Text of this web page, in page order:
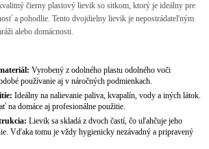
čierny plastový lievik so sitkom, ktorý je ideálny pre
a pohodlie. Tento dvojdielny lievik je nepostrádateľným
alebo domácnosti.
Vyrobený z odolného plastu odolného voči
používanie aj v náročných podmienkach.
Ideálny na nalievanie paliva, kvapalín, vody a iných látok.
na domáce aj profesionálne použitie.
Lievik sa skladá z dvoch častí, čo uľahčuje jeho
Vďaka tomu je vždy hygienicky nezávadný a pripravený